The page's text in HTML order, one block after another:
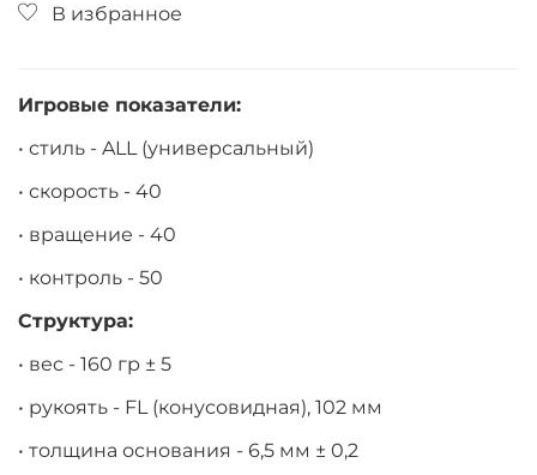
В избранное
Игровые показатели:
• стиль - ALL (универсальный)
• скорость - 40
• вращение - 40
• контроль - 50
Структура:
• вес - 160 гр ± 5
• рукоять - FL (конусовидная), 102 мм
• толщина основания - 6,5 мм ± 0,2